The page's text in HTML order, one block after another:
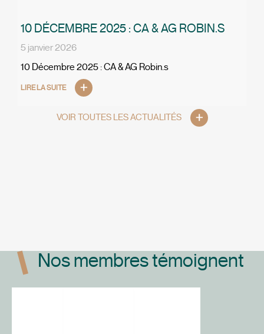
10 DÉCEMBRE 2025 : CA & AG ROBIN.S
5 janvier 2026
10 Décembre 2025 : CA & AG Robin.s
LIRE LA SUITE
VOIR TOUTES LES ACTUALITÉS
Nos membres témoignent